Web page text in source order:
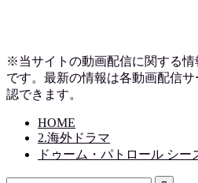
※当サイトの動画配信に関する情
です。最新の情報は各動画配信
認できます。
HOME
2.海外ドラマ
ドゥーム・パトロール シー